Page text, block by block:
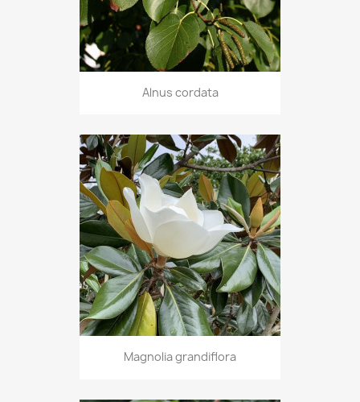
Alnus cordata
Magnolia grandiflora